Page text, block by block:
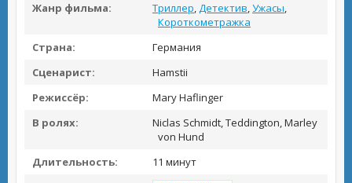
Жанр фильма:
Триллер,Детектив,Ужасы,
Короткометражка
Страна:
Германия
Сценарист:
Hamstii
Режиссёр:
Mary Haflinger
В ролях:
Niclas Schmidt, Teddington, Marley
von Hund
Длительность:
11 минут